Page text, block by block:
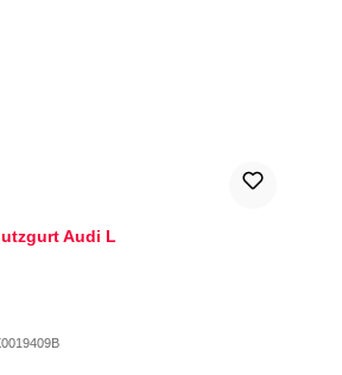
Audi L